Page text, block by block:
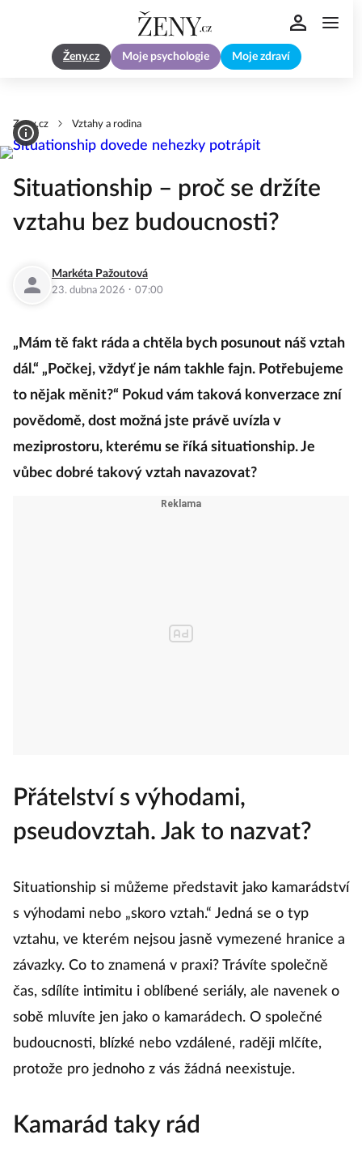
Ženy.cz Moje psychologie Moje zdraví
Zeny.cz Vztahy a rodina
Situationship – proč se držíte
vztahu bez budoucnosti?
Markéta Pažoutová
23. dubna 2026 · 07:00
„Mám tě fakt ráda a chtěla bych posunout náš vztah
dál.“ „Počkej, vždyť je nám takhle fajn. Potřebujeme
to nějak měnit?“ Pokud vám taková konverzace zní
povědomě, dost možná jste právě uvízla v
meziprostoru, kterému se říká situationship. Je
vůbec dobré takový vztah navazovat?
Přátelství s výhodami,
pseudovztah. Jak to nazvat?
Situationship si můžeme představit jako kamarádství
s výhodami nebo „skoro vztah.“ Jedná se o typ
vztahu, ve kterém nejsou jasně vymezené hranice a
závazky. Co to znamená v praxi? Trávíte společně
čas, sdílíte intimitu i oblíbené seriály, ale navenek o
sobě mluvíte jen jako o kamarádech. O společné
budoucnosti, blízké nebo vzdálené, raději mlčíte,
protože pro jednoho z vás žádná neexistuje.
Kamarád taky rád